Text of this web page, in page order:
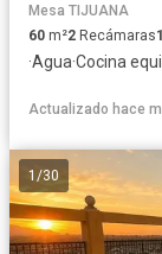
Mesa TIJUANA
60 m²2 Recámaras1
·Agua·Cocina
Actualizado hace
1 /30